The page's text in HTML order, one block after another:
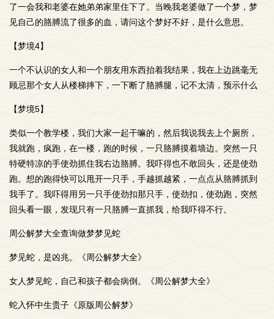
了一会我和老婆在她弟弟家里住下了。当晚我老婆做了一个梦，梦
见自己的胳膊流了很多的血，请问这个梦好不好，是什么意思。
【梦境4】
一个不认识的女人和一个朋友用东西抬着我结果，我在上边跳毫无
顾忌那个女人从楼梯摔下，一下断了胳膊腿，记不太清，预示什么
【梦境5】
类似一个教学楼，我们大家一起干嘛的，然后我说我去上个厕所，
我就跑，疯跑，在一楼，跑的时候，一只胳膊摸着墙边。突然一只
特硬特凉的手使劲抓住我右边胳膊。我吓得也不敢回头，还是使劲
跑。想的跑得快可以甩开一只手，手越抓越紧，一点点从胳膊抓到
我手了。我吓得用另一只手使劲扣那只手，使劲扣，使劲跑，突然
回头看一眼，发现只有一只胳膊一直抓我，给我吓得不行。
周公解梦大全查询做梦梦见蛇
梦见蛇，是凶兆。《周公解梦大全》
女人梦见蛇，自己和孩子都会病倒。《周公解梦大全》
蛇入怀中生贵子《原版周公解梦》